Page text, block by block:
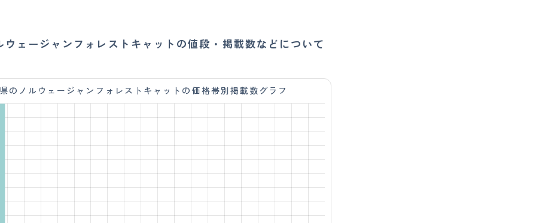
ウェージャンフォレストキャットの値段・掲載数などについて
のノルウェージャンフォレストキャットの価格帯別掲載数グラフ